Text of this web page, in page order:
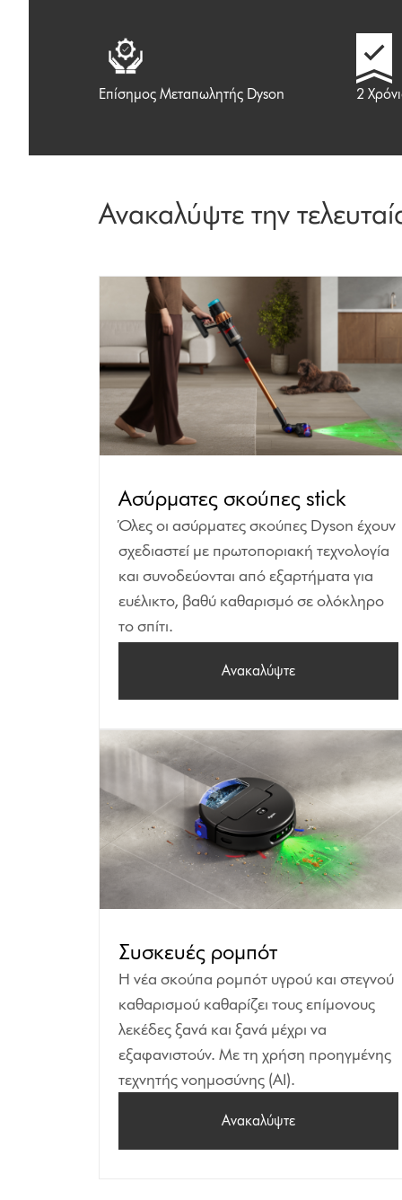
Επίσημος Μεταπωλητής Dyson 2
Ανακαλύψτε την
Ασύρματες σκούπες stick
Όλες οι ασύρματες σκούπες Dyson έχουν
σχεδιαστεί με πρωτοποριακή τεχνολογία
και συνοδεύονται από εξαρτήματα για
ευέλικτο, βαθύ καθαρισμό σε ολόκληρο
το σπίτι.
Ανακαλύψτε
Συσκευές ρομπότ
Η νέα σκούπα ρομπότ υγρού και στεγνού
καθαρισμού καθαρίζει τους επίμονους
λεκέδες ξανά και ξανά μέχρι να
εξαφανιστούν. Με τη χρήση προηγμένης
τεχνητής νοημοσύνης (AI).
Ανακαλύψτε